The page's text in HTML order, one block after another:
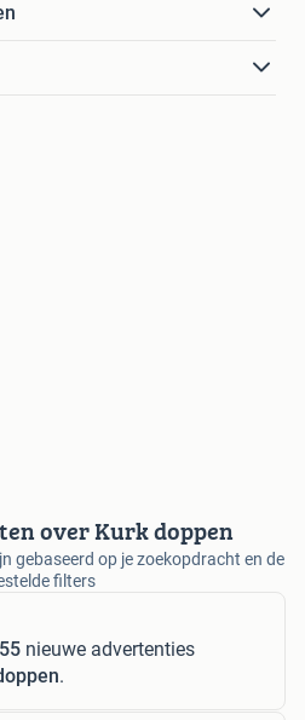
over Kurk doppen
gebaseerd op je zoekopdracht en de
filters
55 nieuwe advertenties
.